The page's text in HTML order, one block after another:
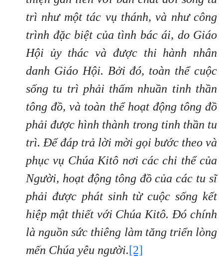
trì như một tác vụ thánh, và như công
trình đặcbiệt của tình bác ái, do Giáo
Hội ủy thác và được thi hành nhân
danh Giáo Hội. Bởi đó, toàn thể cuộc
sống tu trì phải thấm nhuần tinh thần
tông đồ, và toàn thể hoạt động tông đồ
phải được hình thành trong tinh thần tu
trì. Để đáp trả lời mời gọi bước theo và
phục vụ Chúa Kitô nơi các chi thể của
Người, hoạt động tông đồ của các tu sĩ
phải được phát sinh từ cuộc sống kết
hiệp mật thiết với Chúa Kitô. Đó chính
là nguồn sức thiêng làm tăng triển lòng
mến Chúa yêu người.[2]